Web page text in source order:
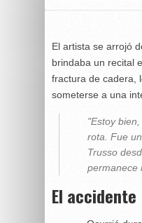
El artista se arrojó
brindaba un recital
fractura de cadera,
someterse a una
"Estoy
rota. Fue
Trusso
permanece
El accidente